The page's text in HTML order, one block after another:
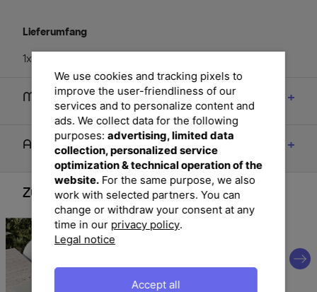
Lieferumfang
1x SIENA GARDEN Corido Modul Mitte, charcoal (H16691)
Maße
Artikelmerkmale & Materialien
Zubehör
We use cookies and tracking pixels to
improve the user-friendliness of our
services and to personalize content and
ads. We collect data for the following
purposes: advertising, limited data
collection, personalized service
optimization & technical operation of the
website.For the same purpose, we also
work with selected partners. You can
change or withdraw your consent at any
time in our privacy policy.
Legal notice
Accept all